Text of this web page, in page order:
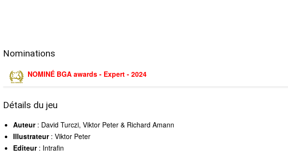
Nominations
NOMINÉ BGA awards - Expert - 2024
Détails du jeu
Auteur: David Turczi, Viktor Peter & Richard Amann
Illustrateur: Viktor Peter
Editeur: Intrafin